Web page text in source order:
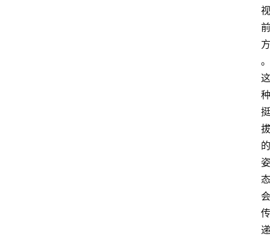
视
前
方
。
这
种
挺
拔
的
姿
态
会
传
递